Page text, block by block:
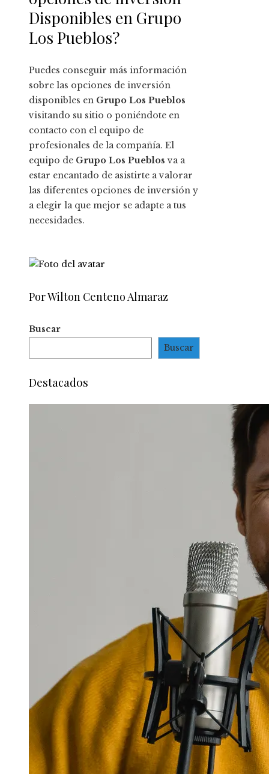
Disponibles en Grupo
Los Pueblos?
Puedes conseguir más información
sobre las opciones de inversión
disponibles en Grupo Los Pueblos
visitando su sitio o poniéndote en
contacto con el equipo de
profesionales de la compañía. El
equipo de Grupo Los Pueblos va a
estar encantado de asistirte a valorar
las diferentes opciones de inversión y
a elegir la que mejor se adapte a tus
necesidades.
Por Wilton Centeno Almaraz
Buscar
Buscar
Destacados